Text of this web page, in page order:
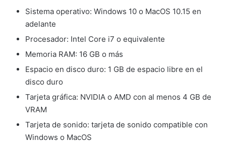
Sistema operativo: Windows 10 o MacOS 10.15 en
adelante
Procesador: Intel Core i7 o equivalente
Memoria RAM: 16 GB o más
Espacio en disco duro: 1 GB de espacio libre en el
disco duro
Tarjeta gráfica: NVIDIA o AMD con al menos 4 GB de
VRAM
Tarjeta de sonido: tarjeta de sonido compatible con
Windows o MacOS